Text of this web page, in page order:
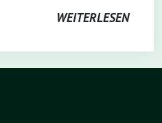
WEITERLESEN